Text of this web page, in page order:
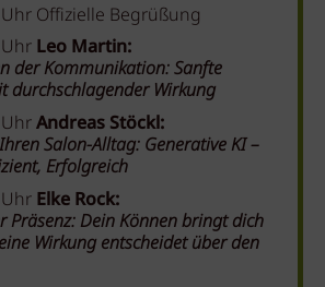
Offizielle Begrüßung
Leo Martin:
der Kommunikation:Sanfte
durchschlagender Wirkung
Andreas Stöckl:
Salon-Alltag: Generative KI –
Erfolgreich
Elke Rock:
Präsenz: Dein Können bringt dich
Wirkung entscheidet über den